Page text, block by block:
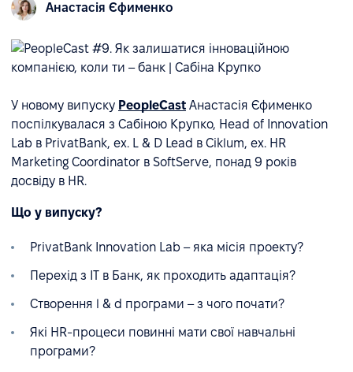
Анастасія Єфименко
У новому випуску PeopleCast Анастасія Єфименко
поспілкувалася з Сабіною Крупко, Head of Innovation
Lab в PrivatBank, ex. L & D Lead в Ciklum, ex. HR
Marketing Coordinator в SoftServe, понад 9 років
досвіду в HR.
Що у випуску?
PrivatBank Innovation Lab – яка місія проекту?
Перехід з IT в Банк, як проходить адаптація?
Створення l & d програми – з чого почати?
Які HR-процеси повинні мати свої навчальні
програми?